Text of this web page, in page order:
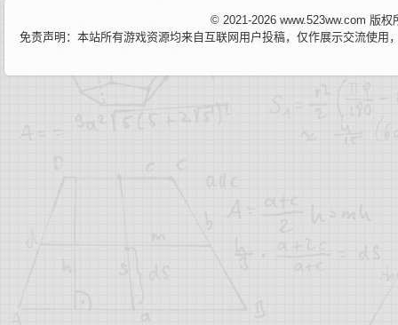
© 2021-2026 www.523ww.com 版
免责声明：本站所有游戏资源均来自互联网用户投稿，仅作展示交流使